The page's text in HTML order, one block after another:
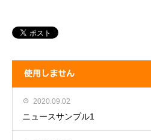
使用しません
2020.09.02
ニュースサンプル1